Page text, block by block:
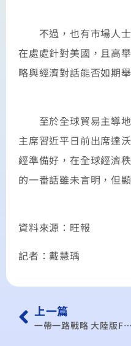
不過，也有市場人士
在處處針對美國，且高
略與經濟對話能否如期
至於全球貿易主導地
主席習近平日前出席達
經準備好，在全球經濟
的一番話雖未言明，但
資料來源：旺報
記者：戴慧瑀
上一篇
一帶一路戰略 大陸版FTA搶鏡